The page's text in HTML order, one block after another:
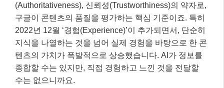
(Authoritativeness), 신뢰성(Trustworthiness)의 약자로,
구글이 콘텐츠의 품질을 평가하는 핵심 기준이죠. 특히
2022년 12월 ‘경험(Experience)’이 추가되면서, 단순히
지식을 나열하는 것을 넘어 실제 경험을 바탕으로 한 콘
텐츠의 가치가 폭발적으로 상승했습니다. AI가 정보를
종합할 수는 있지만, 직접 경험하고 느낀 것을 전달할
수는 없으니까요.